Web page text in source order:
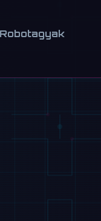
Robotagyak